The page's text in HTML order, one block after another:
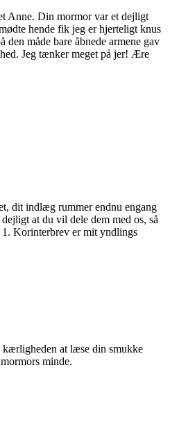
Anne. Din mormor var et dejligt
hende fik jeg er hjerteligt knus
den måde bare åbnede armene gav
Jeg tænker meget på jer! Ære
dit indlæg rummer endnu engang
at du vil dele dem med os, så
Korinterbrev er mit yndlings
at læse din smukke
minde.